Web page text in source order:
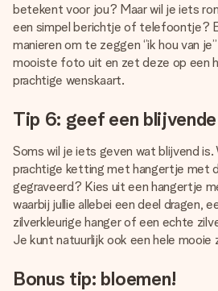
betekent voor jou? Maar wil je iets
een simpel berichtje of telefoontje?
manieren om te zeggen ‘’ik hou van je’’
mooiste foto uit en zet deze op een
prachtige wenskaart.
Tip 6: geef een
Soms wil je iets geven wat blijvend
prachtige ketting met hangertje met
gegraveerd? Kies uit een hangertje
waarbij jullie allebei een deel dragen,
zilverkleurige hanger of een echte
Je kunt natuurlijk ook een hele mooie
Bonus tip: bloemen!